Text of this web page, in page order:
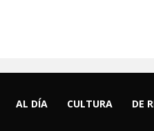
AL DÍA CULTURA DE